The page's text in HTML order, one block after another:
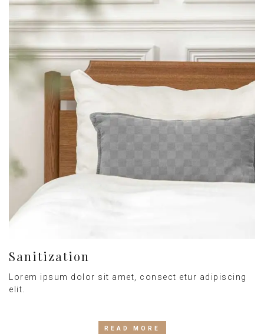
Sanitization
Lorem ipsum dolor sit amet, consect etur adipiscing
elit.
READ MORE